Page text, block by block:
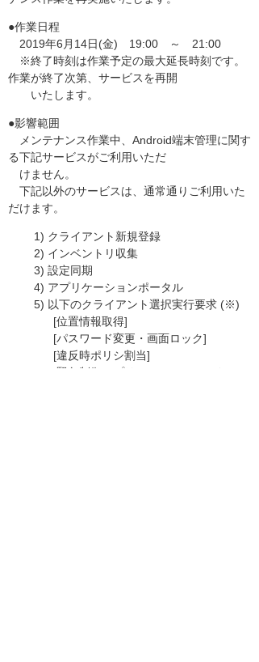
●作業日程
2019年6月14日(金) 19:00 ～ 21:00
※終了時刻は作業予定の最大延長時刻です。
作業が終了次第、サービスを再開
いたします。
●影響範囲
メンテナンス作業中、Android端末管理に関す
る下記サービスがご利用いただ
けません。
下記以外のサービスは、通常通りご利用いた
だけます。
1) クライアント新規登録
2) インベントリ収集
3) 設定同期
4) アプリケーションポータル
5) 以下のクライアント選択実行要求 (※)
[位置情報取得]
[パスワード変更・画面ロック]
[違反時ポリシ割当]
[緊急制御アプリケーションロック]